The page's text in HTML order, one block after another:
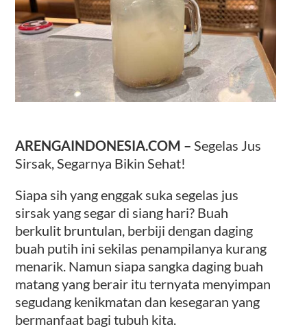
ARENGAINDONESIA.COM – Segelas Jus
Sirsak, Segarnya Bikin Sehat!
Siapa sih yang enggak suka segelas jus
sirsak yang segar di siang hari? Buah
berkulit bruntulan, berbiji dengan daging
buah putih ini sekilas penampilanya kurang
menarik. Namun siapa sangka daging buah
matang yang berair itu ternyata menyimpan
segudang kenikmatan dan kesegaran yang
bermanfaat bagi tubuh kita.